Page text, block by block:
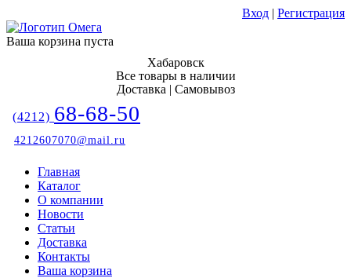
Вход | Регистрация
Ваша корзина пуста
Хабаровск
Все товары в наличии
Доставка | Самовывоз
(4212) 68-68-50
4212607070@mail.ru
Главная
Каталог
О компании
Новости
Статьи
Доставка
Контакты
Ваша корзина